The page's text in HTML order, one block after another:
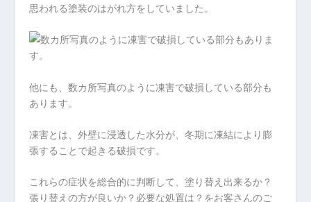
思われる塗装のはがれ方をしていました。
他にも、数カ所写真のように凍害で破損している部分も
あります。
凍害とは、外壁に浸透した水分が、冬期に凍結により膨
張することで起きる破損です。
これらの症状を総合的に判断して、塗り替え出来るか？
張り替えの方が良いか？必要な処置は？をお客さんのご